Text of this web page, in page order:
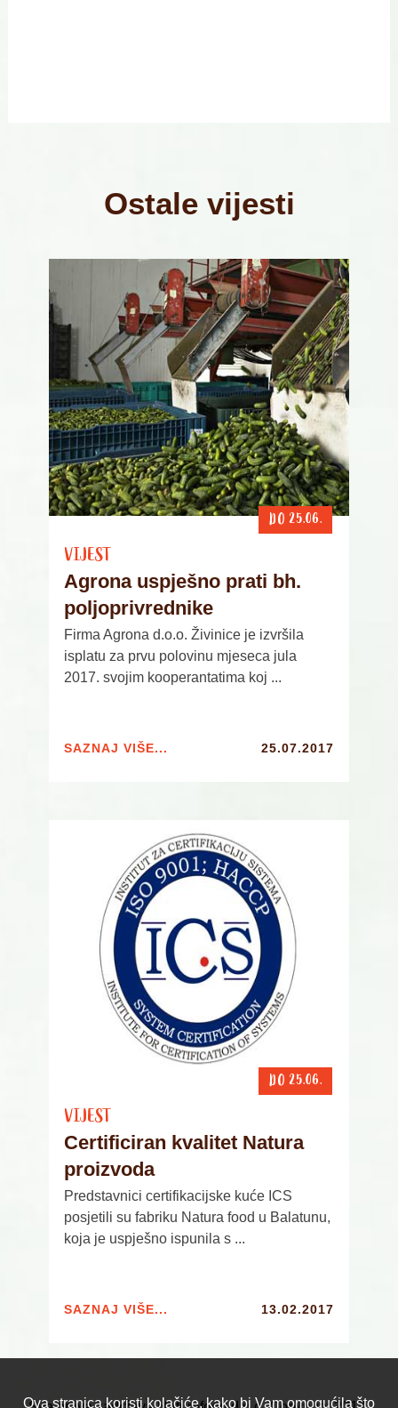
Ova stranica koristi kolačiće, kako bi Vam omogućila što
Ostale vijesti
DO 25.06.
VIJEST
Agrona uspješno prati bh.
poljoprivrednike
Firma Agrona d.o.o. Živinice je izvršila
isplatu za prvu polovinu mjeseca jula
2017. svojim kooperantatima koj ...
SAZNAJ VIŠE... 25.07.2017
DO 25.06.
VIJEST
Certificiran kvalitet Natura
proizvoda
Predstavnici certifikacijske kuće ICS
posjetili su fabriku Natura food u Balatunu,
koja je uspješno ispunila s ...
SAZNAJ VIŠE... 13.02.2017